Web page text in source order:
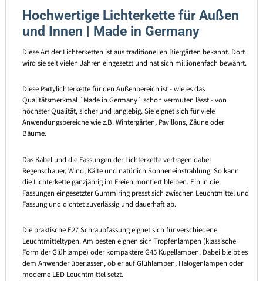
Hochwertige Lichterkette für Außen
und Innen | Made in Germany
Diese Art der Lichterketten ist aus traditionellen Biergärten bekannt. Dort
wird sie seit vielen Jahren eingesetzt und hat sich millionenfach bewährt.
Diese Partylichterkette für den Außenbereich ist - wie es das
Qualitätsmerkmal ´Made in Germany´ schon vermuten lässt - von
höchster Qualität, sicher und langlebig. Sie eignet sich für viele
Anwendungsbereiche wie z.B. Wintergärten, Pavillons, Zäune oder
Bäume.
Das Kabel und die Fassungen der Lichterkette vertragen dabei
Regenschauer, Wind, Kälte und natürlich Sonneneinstrahlung. So kann
die Lichterkette ganzjährig im Freien montiert bleiben. Ein in die
Fassungen eingesetzter Gummiring presst sich zwischen Leuchtmittel und
Fassung und dichtet zuverlässig und dauerhaft ab.
Die praktische E27 Schraubfassung eignet sich für verschiedene
Leuchtmitteltypen. Am besten eignen sich Tropfenlampen (klassische
Form der Glühlampe) oder kompaktere G45 Kugellampen. Dabei bleibt es
dem Anwender überlassen, ob er auf Glühlampen, Halogenlampen oder
moderne LED Leuchtmittel setzt.